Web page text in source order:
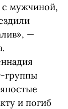
с мужчиной,
—
группы
и погиб